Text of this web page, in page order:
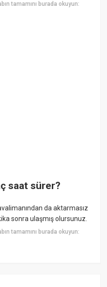
tamamını burada okuyun:
saat sürer?
da aktarmasız
sonra ulaşmış olursunuz.
tamamını burada okuyun: